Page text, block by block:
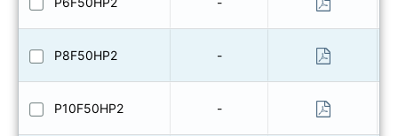
P8F50HP2
P10F50HP2
-
-